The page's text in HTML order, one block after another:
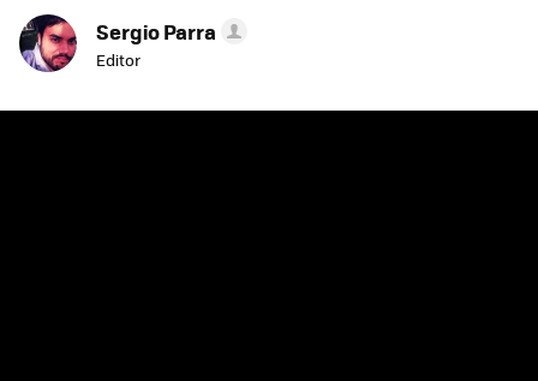
Sergio Parra
Editor